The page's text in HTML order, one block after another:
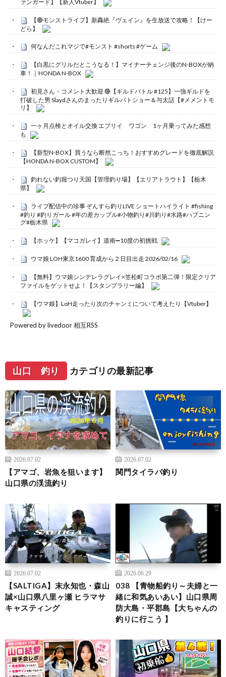
ァンガード】【新人Vtuber】
【🔴モンストライブ】新轟絶『ヴェイン』を生放送で攻略！【けー
どら】
何なんだこれマジで#モンスト #shorts #ゲーム
【白黒にグリルだとこうなる！】マイナーチェンジ後のN-BOXが納
車！｜HONDA N-BOX
初見さん・コメント大歓迎 🔴【ギルドバトル #125】一強ギルドを
打破した男 Slaydさんのまったりギルバトショー＆与太話【#メメントモ
リ】
一ヶ月点検とオイル交換 エブリイ ワゴン 1ヶ月乗ってみた感想
も
【新型N-BOX】買うなら断然こっち！おすすめグレードを徹底解説
【HONDA N-BOX CUSTOM】
釣れない釣堀つり天国【管理釣り場】【エリアトラウト】【栃木
県】
ライブ配信中の珍事 ぞんすら釣りLIVE ショートハイライト #fishing
#釣り #釣りガール #年の差カップル#小物釣り#川釣り#水路#ハプニン
グ#栃木県
【ホッケ】【マコガレイ】道南➖10度の初挑戦
ウマ娘 LOH東京1600 育成から２日目出走 2026/02/16
【無料】ウマ娘シンデレラグレイ×笠松町コラボ第二弾！限定クリア
ファイルをゲットせよ！【スタンプラリー編】
【ウマ娘】LoH走ったり次のチャンミについて考えたり【Vtuber】
Powered by livedoor 相互RSS
山口 釣り カテゴリの最新記事
2026.07.02
【アマゴ、岩魚を狙います】
山口県の渓流釣り
2026.07.02
関門タイラバ釣り
2026.07.02
【SALTIGA】末永知也・森山
誠×山口県八里ヶ瀬 ヒラマサ
キャスティング
2026.06.29
038 【青物船釣り～夫婦と一
緒に和気あいあい】山口県周
防大島・平郡島【大ちゃんの
釣りに行こう 】